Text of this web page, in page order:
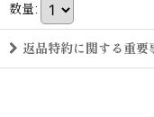
数量:
返品特約に関する重要